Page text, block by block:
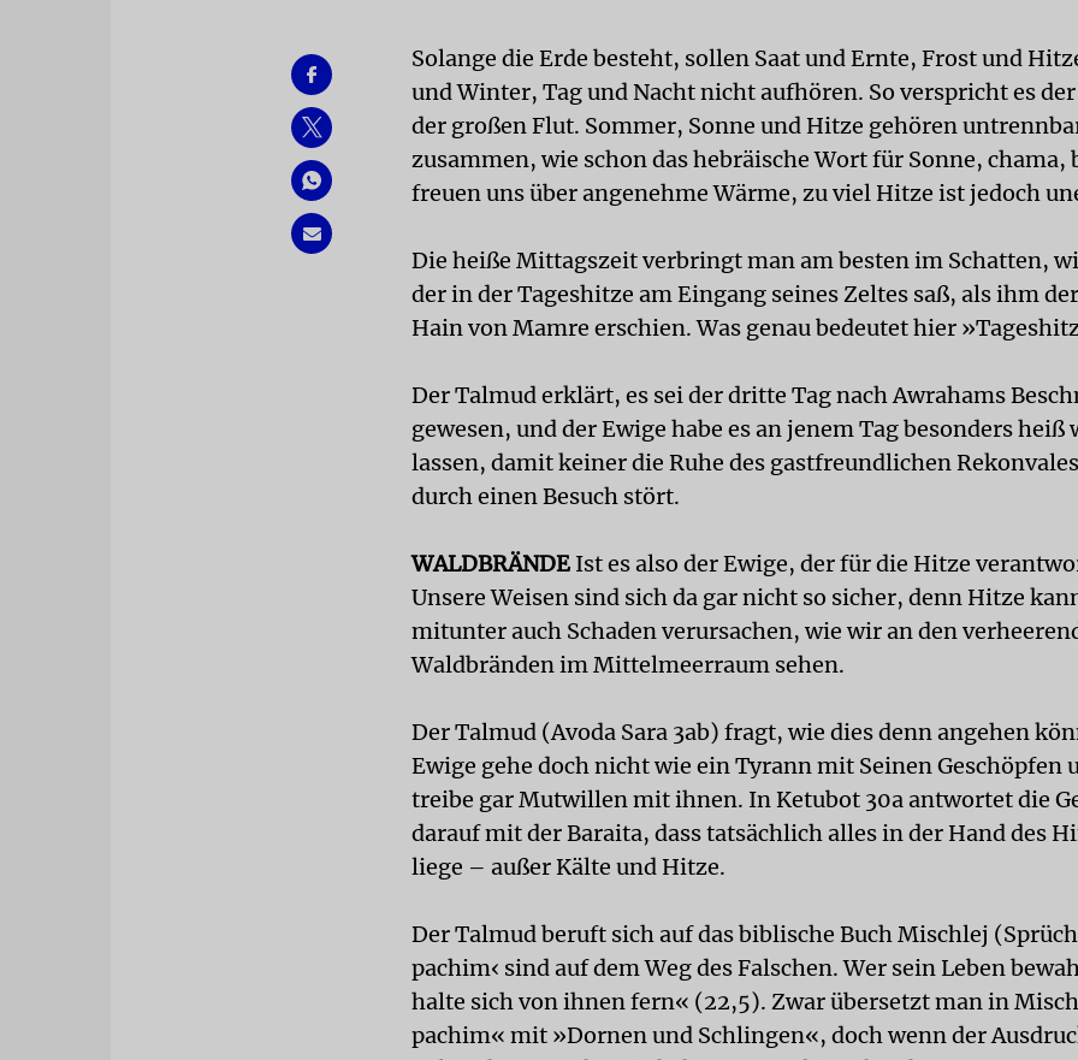
Solange die Erde besteht, sollen Saat und Ernte, Frost und
und Winter, Tag und Nacht nicht aufhören. So verspricht es
der großen Flut. Sommer, Sonne und Hitze gehören
zusammen, wie schon das hebräische Wort für Sonne, chama,
freuen uns über angenehme Wärme, zu viel Hitze ist jedoch
Die heiße Mittagszeit verbringt man am besten im Schatten,
der in der Tageshitze am Eingang seines Zeltes saß, als ihm
Hain von Mamre erschien. Was genau bedeutet hier
Der Talmud erklärt, es sei der dritte Tag nach Awrahams
gewesen, und der Ewige habe es an jenem Tag besonders heiß
lassen, damit keiner die Ruhe des gastfreundlichen
durch einen Besuch stört.
WALDBRÄNDE Ist es also der Ewige, der für die Hitze
Unsere Weisen sind sich da gar nicht so sicher, denn Hitze
mitunter auch Schaden verursachen, wie wir an den
Waldbränden im Mittelmeerraum sehen.
Der Talmud (Avoda Sara 3ab) fragt, wie dies denn angehen
Ewige gehe doch nicht wie ein Tyrann mit Seinen Geschöpfen
treibe gar Mutwillen mit ihnen. In Ketubot 30a antwortet die
darauf mit der Baraita, dass tatsächlich alles in der Hand des
liege – außer Kälte und Hitze.
Der Talmud beruft sich auf das biblische Buch Mischlej
pachim‹ sind auf dem Weg des Falschen. Wer sein Leben
halte sich von ihnen fern« (22,5). Zwar übersetzt man in
pachim« mit »Dornen und Schlingen«, doch wenn der